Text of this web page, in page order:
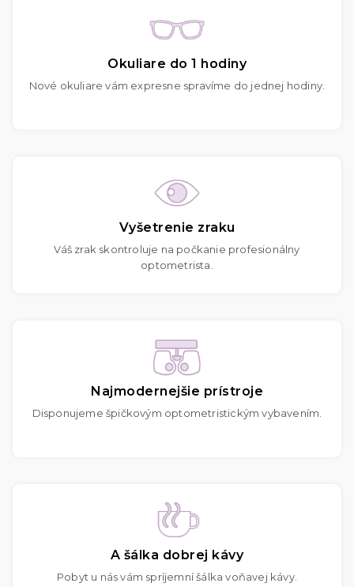
Okuliare do 1 hodiny
Nové okuliare vám expresne spravíme do jednej hodiny.
Vyšetrenie zraku
Váš zrak skontroluje na počkanie profesionálny
optometrista.
Najmodernejšie prístroje
Disponujeme špičkovým optometristickým vybavením.
A šálka dobrej kávy
Pobyt u nás vám spríjemní šálka voňavej kávy.